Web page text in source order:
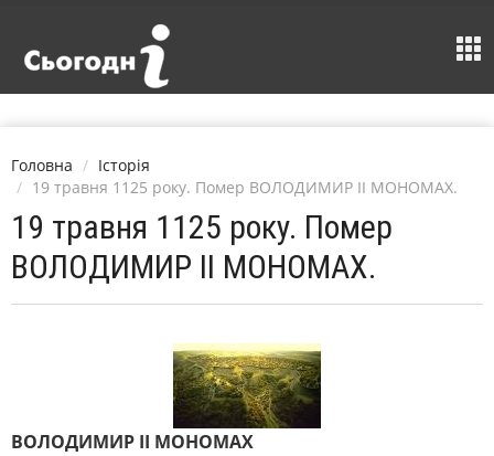
Головна
Історія
19 травня 1125 року. Помер ВОЛОДИМИР II МОНОМАХ.
19 травня 1125 року. Помер
ВОЛОДИМИР II МОНОМАХ.
ВОЛОДИМИР II МОНОМАХ